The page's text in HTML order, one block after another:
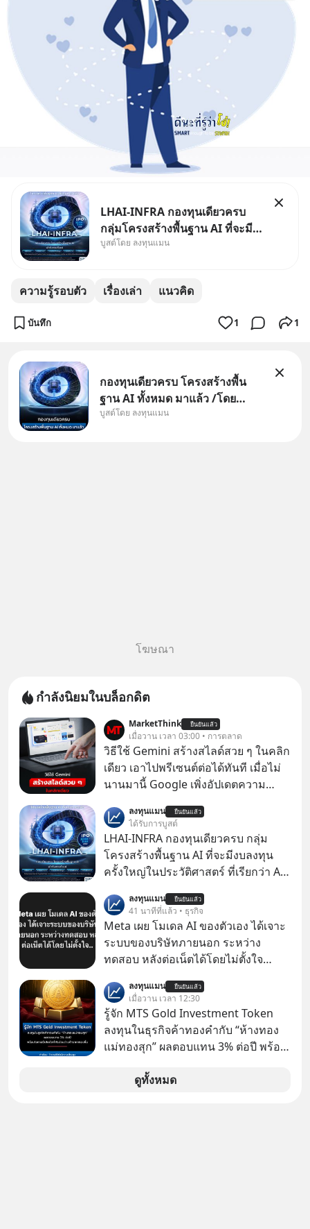
LHAI-INFRA กองทุนเดียวครบ
กลุ่มโครงสร้างพื้นฐาน AI ที่จะมี
งบลงทุนครั้งใหญ่ในประวัติศาสตร์
มา แต่ความจริงคือทั่วโลกยังเดิน
บูสต์โดย ลงทุนแมน
ความรู้รอบตัว เรื่องเล่า แนวคิด
บันทึก 1 1
กองทุนเดียวครบ โครงสร้างพื้น
ฐาน AI ทั้งหมด มาแล้ว /โดย
ลงทุนแมน AI Supercycle คือช่วง
บูสต์โดย ลงทุนแมน
โฆษณา
กำลังนิยมในบล็อกดิต
MarketThink ยืนยันแล้ว
เมื่อวาน เวลา 03:00 • การตลาด
วิธีใช้ Gemini สร้างสไลด์สวย ๆ ในคลิก
เดียว เอาไปพรีเซนต์ต่อได้ทันที เมื่อไม่
นานมานี้ Google เพิ่งอัปเดตความ
สามารถใช้ Gemini ช่วยสร้างสไลด์นำ
เสนอแบบสวย ๆ ได้ในคลิกเดียว ไม่ต้อง
เสียเวลาทำเองอีกต่อไป
ลงทุนแมน ยืนยันแล้ว
ได้รับการบูสต์
LHAI-INFRA กองทุนเดียวครบ กลุ่ม
โครงสร้างพื้นฐาน AI ที่จะมีงบลงทุน
ครั้งใหญ่ในประวัติศาสตร์ ที่เรียกว่า AI
1 เดือนที่ผ่านมา แต่ความจริงคือทั่วโลก
ยังเดินหน้าลงทุน AI อย่างต่อเนื่อง ซึ่ง
ต้องการโครงสร้างพื้นฐานด้าน AI
จำนวนมาก ตั้งแต่เมโมรีชิป เก็บข้อมูล
ลงทุนแมน ยืนยันแล้ว
41 นาทีที่แล้ว • ธุรกิจ
Meta เผย โมเดล AI ของตัวเอง ได้เจาะ
ระบบของบริษัทภายนอก ระหว่าง
ทดสอบ หลังต่อเน็ตได้โดยไม่ตั้งใจ
ในโมเดล AI ของบริษัท สามารถเชื่อม
ต่ออินเทอร์เน็ต และเจาะเข้าระบบของ
บริการภายนอกรายหนึ่งได้ ระหว่างการ
ทดสอบความปลอดภัยไซเบอร์
ลงทุนแมน ยืนยันแล้ว
เมื่อวาน เวลา 12:30
รู้จัก MTS Gold Investment Token
ลงทุนในธุรกิจค้าทองคำกับ “ห้างทอง
แม่ทองสุก” ผลตอบแทน 3% ต่อปี พร้อม
ทองขึ้น / ลงทุนแมนจะเล่าให้ฟัง x MTS
ดูทั้งหมด